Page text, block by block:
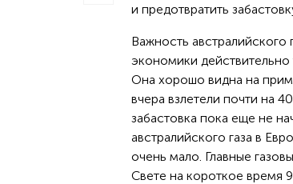
и предотвратить
Важность австралийского
экономики действительно
Она хорошо видна на
вчера взлетели почти на
забастовка пока еще не
австралийского газа в
очень мало. Главные
Свете на короткое время